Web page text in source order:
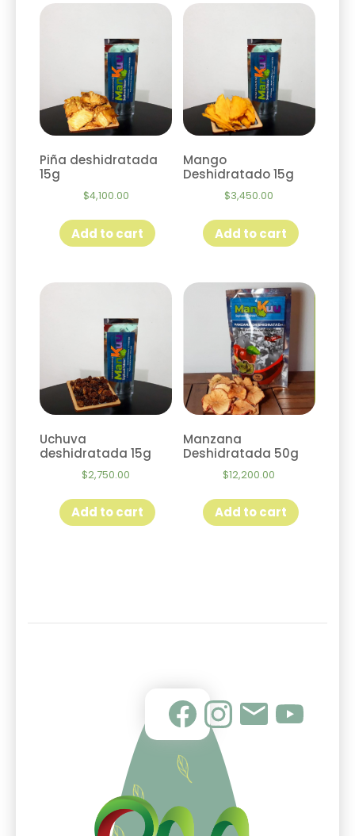
Piña deshidratada
15g
$4,100.00
Add to cart
Mango
Deshidratado 15g
$3,450.00
Add to cart
Uchuva
deshidratada 15g
$2,750.00
Add to cart
Manzana
Deshidratada 50g
$12,200.00
Add to cart